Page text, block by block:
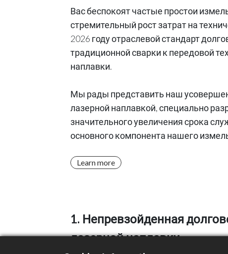
Вас беспокоят частые простои
стремительный рост затрат на
2026 году отраслевой стандарт
традиционной сварки к передовой
наплавки.
Мы рады представить наш
лазерной наплавкой, специально
значительного увеличения срока
основного компонента нашего
Learn more
1. Непревзойденная
лазерной наплавки